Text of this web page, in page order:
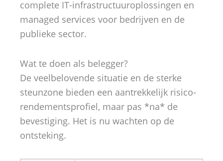
complete IT-infrastructuuroplossingen en
managed services voor bedrijven en de
publieke sector.
Wat te doen als belegger?
De veelbelovende situatie en de sterke
steunzone bieden een aantrekkelijk risico-
rendementsprofiel, maar pas *na* de
bevestiging. Het is nu wachten op de
ontsteking.